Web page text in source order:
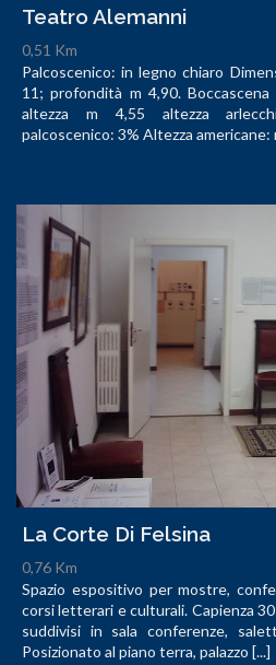
Teatro Alemanni
0,51 Km
Palcoscenico: in legno chiaro
11; profondità m 4,90.
altezza m 4,55 altezza
palcoscenico: 3% Altezza americane:
La Corte Di Felsina
0,76 Km
Spazio espositivo per mostre,
corsi letterari e culturali. Capienza
suddivisi in sala conferenze,
Posizionato al piano terra, palazzo [...]